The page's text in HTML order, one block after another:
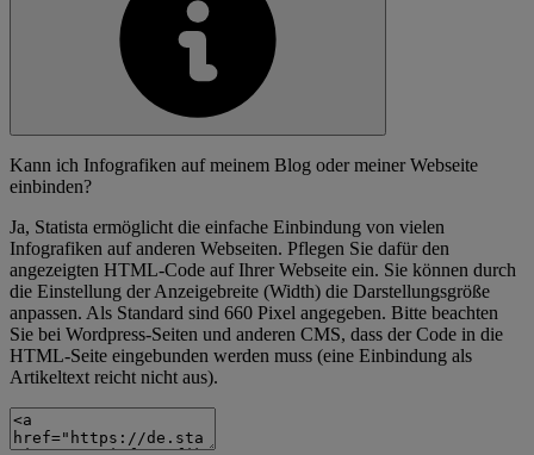
Kann ich Infografiken auf meinem Blog oder meiner Webseite
einbinden?
Ja, Statista ermöglicht die einfache Einbindung von vielen
Infografiken auf anderen Webseiten. Pflegen Sie dafür den
angezeigten HTML-Code auf Ihrer Webseite ein. Sie können durch
die Einstellung der Anzeigebreite (Width) die Darstellungsgröße
anpassen. Als Standard sind 660 Pixel angegeben. Bitte beachten
Sie bei Wordpress-Seiten und anderen CMS, dass der Code in die
HTML-Seite eingebunden werden muss (eine Einbindung als
Artikeltext reicht nicht aus).